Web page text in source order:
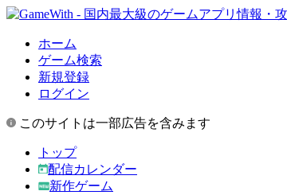
ホーム
ゲーム検索
新規登録
ログイン
このサイトは一部広告を含みます
トップ
配信カレンダー
新作ゲーム